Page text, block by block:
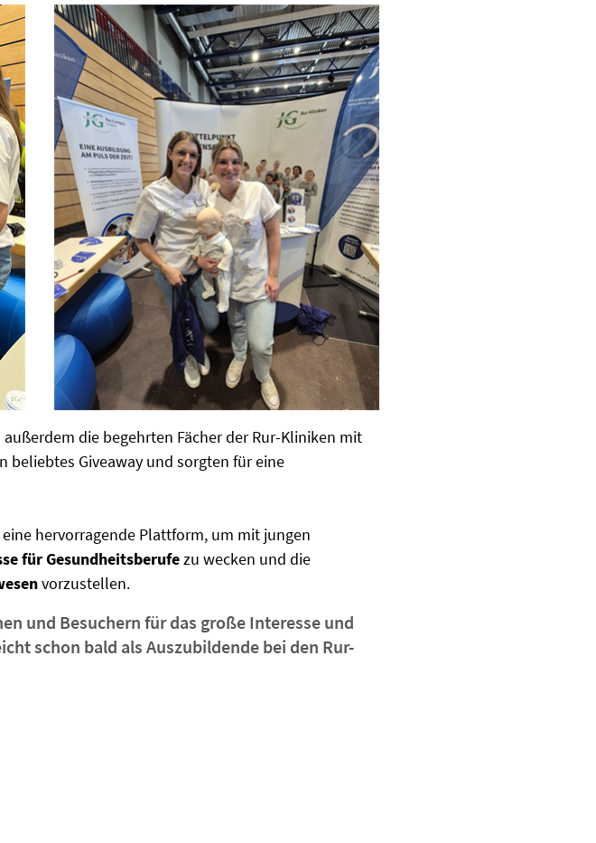
die begehrten Fächer der Rur-Kliniken mit
beliebtes Giveaway und sorgten für eine
hervorragende Plattform, um mit jungen
für Gesundheitsberufezu wecken und die
vorzustellen.
und Besuchern für das große Interesse und
schon bald als Auszubildende bei den Rur-